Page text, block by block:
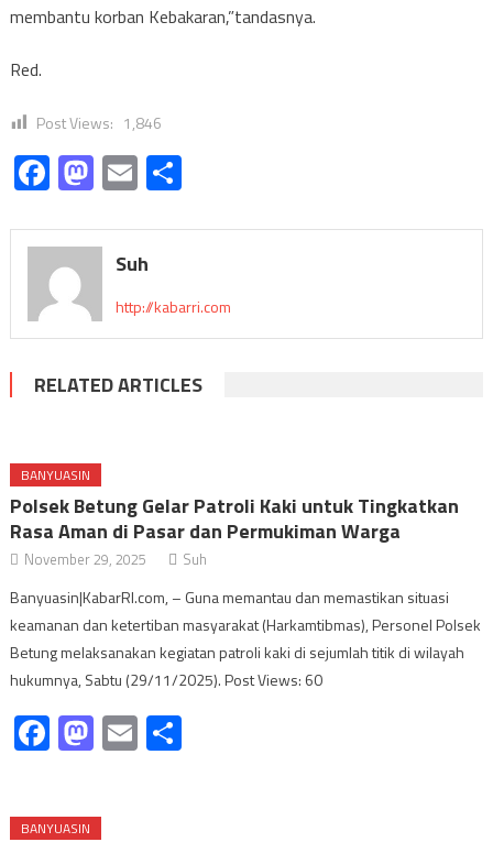
membantu korban Kebakaran,”tandasnya.
Red.
Post Views: 1,846
Facebook
Mastodon
EmailShare
Suh
http://kabarri.com
RELATED ARTICLES
BANYUASIN
Polsek Betung Gelar Patroli Kaki untuk Tingkatkan
Rasa Aman di Pasar dan Permukiman Warga
November 29, 2025 Suh
Banyuasin|KabarRI.com, – Guna memantau dan memastikan situasi
keamanan dan ketertiban masyarakat (Harkamtibmas), Personel Polsek
Betung melaksanakan kegiatan patroli kaki di sejumlah titik di wilayah
hukumnya, Sabtu (29/11/2025). Post Views: 60
Facebook
Mastodon
Email
BANYUASIN